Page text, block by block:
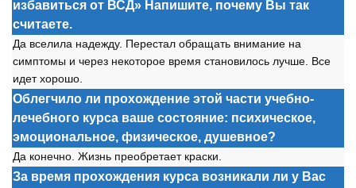
избавиться от ВСД» Напишите, почему Вы так
считаете.
Да вселила надежду. Перестал обращать внимание на
симптомы и через некоторое время становилось лучше. Все
идет хорошо
Облегчило ли прохождение этой части учебно-
лечебного курса ваше состояние: психическое,
эмоциональное, физическое, душевное?
Да конечно . Жизнь преобретает краски.
За время прохождения курса возникали ли у Вас